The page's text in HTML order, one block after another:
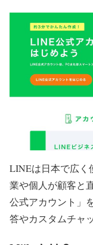
LINEは日本で広く
業や個人が顧客と
公式アカウント」
答やカスタムチャ